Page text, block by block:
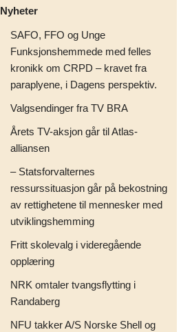
Nyheter
SAFO, FFO og Unge
Funksjonshemmede med felles
kronikk om CRPD – kravet fra
paraplyene, i Dagens perspektiv.
Valgsendinger fra TV BRA
Årets TV-aksjon går til Atlas-
alliansen
– Statsforvalternes
ressurssituasjon går på bekostning
av rettighetene til mennesker med
utviklingshemming
Fritt skolevalg i videregående
opplæring
NRK omtaler tvangsflytting i
Randaberg
NFU takker A/S Norske Shell og